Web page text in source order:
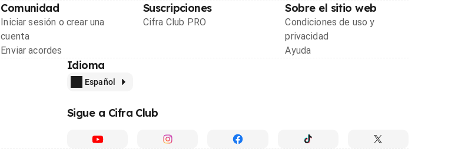
Comunidad
Iniciar sesión o crear una
cuenta
Enviar acordes
Suscripciones
Cifra Club PRO
Sobre el sitio web
Condiciones de uso y
privacidad
Ayuda
Idioma
Español
Sigue a Cifra Club